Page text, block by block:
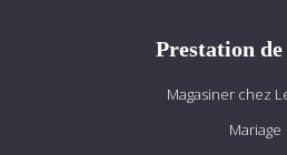
Prestation de
Magasiner chez
Mariage